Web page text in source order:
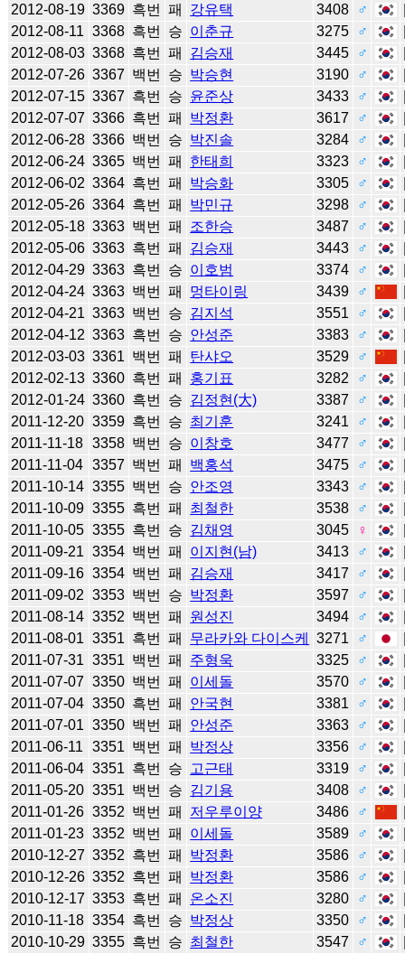
2012-08-19 3369 흑번 패 강유택 3408 ♂
2012-08-11 3368 흑번 승 이춘규 3275 ♂
2012-08-03 3368 흑번 패 김승재 3445 ♂
2012-07-26 3367 백번 승 박승현 3190 ♂
2012-07-15 3367 흑번 승 윤준상 3433 ♂
2012-07-07 3366 흑번 패 박정환 3617 ♂
2012-06-28 3366 백번 승 박진솔 3284 ♂
2012-06-24 3365 백번 패 한태희 3323 ♂
2012-06-02 3364 흑번 패 박승화 3305 ♂
2012-05-26 3364 흑번 패 박민규 3298 ♂
2012-05-18 3363 백번 패 조한승 3487 ♂
2012-05-06 3363 흑번 패 김승재 3443 ♂
2012-04-29 3363 흑번 승 이호범 3374 ♂
2012-04-24 3363 백번 패 멍타이링 3439 ♂
2012-04-21 3363 백번 승 김지석 3551 ♂
2012-04-12 3363 흑번 승 안성준 3383 ♂
2012-03-03 3361 백번 패 탄샤오 3529 ♂
2012-02-13 3360 흑번 패 홍기표 3282 ♂
2012-01-24 3360 흑번 승 김정현(大) 3387 ♂
2011-12-20 3359 흑번 승 최기훈 3241 ♂
2011-11-18 3358 백번 승 이창호 3477 ♂
2011-11-04 3357 백번 패 백홍석 3475 ♂
2011-10-14 3355 백번 승 안조영 3343 ♂
2011-10-09 3355 흑번 패 최철한 3538 ♂
2011-10-05 3355 흑번 승 김채영 3045 ♀
2011-09-21 3354 백번 패 이지현(남) 3413 ♂
2011-09-16 3354 백번 패 김승재 3417 ♂
2011-09-02 3353 백번 승 박정환 3597 ♂
2011-08-14 3352 백번 패 원성진 3494 ♂
2011-08-01 3351 흑번 패 무라카와 다이스케 3271 ♂
2011-07-31 3351 백번 패 주형욱 3325 ♂
2011-07-07 3350 백번 패 이세돌 3570 ♂
2011-07-04 3350 흑번 패 안국현 3381 ♂
2011-07-01 3350 백번 패 안성준 3363 ♂
2011-06-11
3351 백번 패 박정상 3356 ♂
2011-06-04 3351 흑번 승 고근태 3319 ♂
2011-05-20 3351 백번 승 김기용 3408 ♂
2011-01-26 3352 백번 패 저우루이양 3486 ♂
2011-01-23 3352 백번 패 이세돌 3589 ♂
2010-12-27 3352 흑번 패 박정환 3586 ♂
2010-12-26 3352 흑번 패 박정환 3586 ♂
2010-12-17 3353 흑번 패 온소진 3280 ♂
2010-11-18 3354 흑번 승 박정상 3350 ♂
2010-10-29 3355 흑번 승 최철한 3547 ♂